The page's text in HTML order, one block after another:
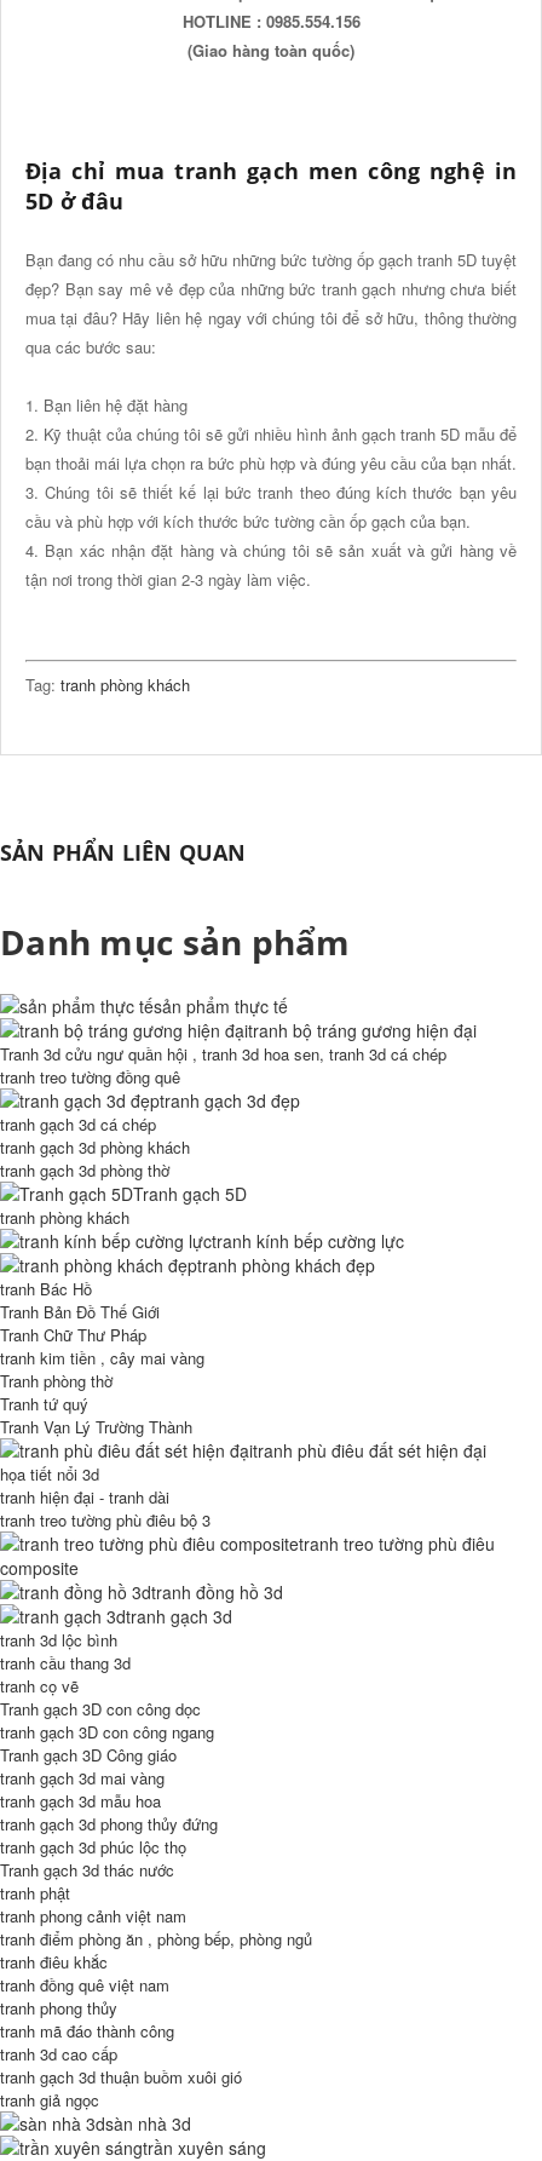
HOTLINE : 0985.554.156
(Giao hàng toàn quốc)
Địa chỉ mua tranh gạch men công nghệ in
5D ở đâu
Bạn đang có nhu cầu sở hữu những bức tường ốp gạch tranh 5D tuyệt
đẹp? Bạn say mê vẻ đẹp của những bức tranh gạch nhưng chưa biết
mua tại đâu? Hãy liên hệ ngay với chúng tôi để sở hữu, thông thường
qua các bước sau:
1. Bạn liên hệ đặt hàng
2. Kỹ thuật của chúng tôi sẽ gửi nhiều hình ảnh gạch tranh 5D mẫu để
bạn thoải mái lựa chọn ra bức phù hợp và đúng yêu cầu của bạn nhất.
3. Chúng tôi sẽ thiết kế lại bức tranh theo đúng kích thước bạn yêu
cầu và phù hợp với kích thước bức tường cần ốp gạch của bạn.
4. Bạn xác nhận đặt hàng và chúng tôi sẽ sản xuất và gửi hàng về
tận nơi trong thời gian 2-3 ngày làm việc.
Tag: tranh phòng khách
SẢN PHẨN LIÊN QUAN
Danh mục sản phẩm
sản phẩm thực tế
tranh bộ tráng gương hiện đại
Tranh 3d cửu ngư quần hội , tranh 3d hoa sen, tranh 3d cá chép
tranh treo tường đồng quê
tranh gạch 3d đẹp
tranh gạch 3d cá chép
tranh gạch 3d phòng khách
tranh gạch 3d phòng thờ
Tranh gạch 5D
tranh phòng khách
tranh kính bếp cường lực
tranh phòng khách đẹp
tranh Bác Hồ
Tranh Bản Đồ Thế Giới
Tranh Chữ Thư Pháp
tranh kim tiền , cây mai vàng
Tranh phòng thờ
Tranh tứ quý
Tranh Vạn Lý Trường Thành
tranh phù điêu đất sét hiện đại
họa tiết nổi 3d
tranh hiện đại - tranh dài
tranh treo tường phù điêu bộ 3
tranh treo tường phù điêu
composite
tranh đồng hồ 3d
tranh gạch 3d
tranh 3d lộc bình
tranh cầu thang 3d
tranh cọ vẽ
Tranh gạch 3D con công dọc
tranh gạch 3D con công ngang
Tranh gạch 3D Công giáo
tranh gạch 3d mai vàng
tranh gạch 3d mẫu hoa
tranh gạch 3d phong thủy đứng
tranh gạch 3d phúc lộc thọ
Tranh gạch 3d thác nước
tranh phật
tranh phong cảnh việt nam
tranh điểm phòng ăn , phòng bếp, phòng ngủ
tranh điêu khắc
tranh đồng quê việt nam
tranh phong thủy
tranh mã đáo thành công
tranh 3d cao cấp
tranh gạch 3d thuận buồm xuôi gió
tranh giả ngọc
sàn nhà 3d
trần xuyên sáng